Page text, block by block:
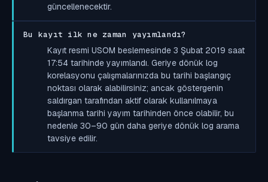
güncellenecektir.
Bu kayıt ilk ne zaman yayımlandı?
Kayıt resmi USOM beslemesinde 3 Şubat 2019 saat
17:54 tarihinde yayımlandı. Geriye dönük log
korelasyonu çalışmalarınızda bu tarihi başlangıç
noktası olarak alabilirsiniz; ancak göstergenin
saldırgan tarafından aktif olarak kullanılmaya
başlanma tarihi yayım tarihinden önce olabilir, bu
nedenle 30–90 gün daha geriye dönük log arama
tavsiye edilir.